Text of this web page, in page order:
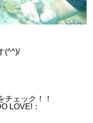
(^^)/
チェック！！
LOVE!：